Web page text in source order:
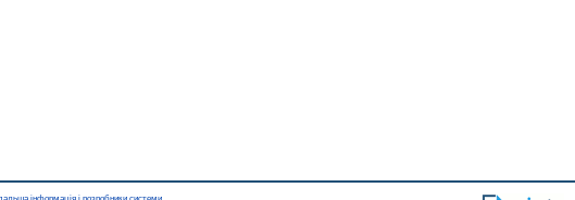
інформація і розробники системи